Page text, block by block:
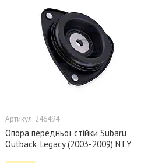
246494
Опора передньої стійки Subaru
Outback, Legacy (2003-2009) NTY